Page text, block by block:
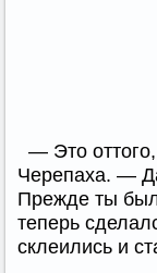
— Это
Черепаха. —
Прежде ты
теперь
склеились и